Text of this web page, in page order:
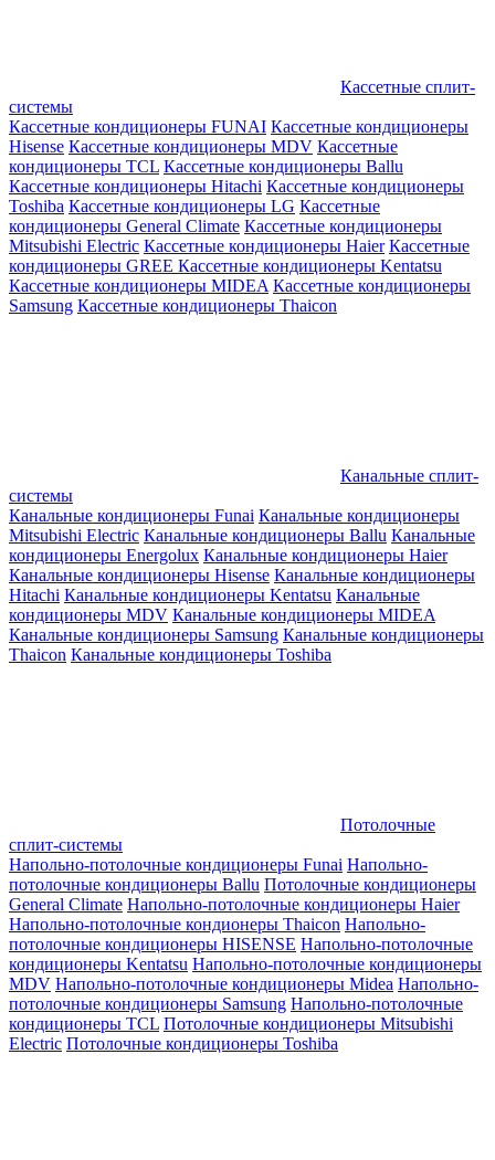
Кассетные сплит-
системы
Кассетные кондиционеры FUNAI Кассетные кондиционеры
Hisense Кассетные кондиционеры MDV Кассетные
кондиционеры TCL Кассетные кондиционеры Ballu
Кассетные кондиционеры Hitachi Кассетные кондиционеры
Toshiba Кассетные кондиционеры LG Кассетные
кондиционеры General Climate Кассетные кондиционеры
Mitsubishi Electric Кассетные кондиционеры Haier Кассетные
кондиционеры GREE Кассетные кондиционеры Kentatsu
Кассетные кондиционеры MIDEA Кассетные кондиционеры
Samsung Кассетные кондиционеры Thaicon
Канальные сплит-
системы
Канальные кондиционеры Funai Канальные кондиционеры
Mitsubishi Electric Канальные кондиционеры Ballu Канальные
кондиционеры Energolux Канальные кондиционеры Haier
Канальные кондиционеры Hisense Канальные кондиционеры
Hitachi Канальные кондиционеры Kentatsu Канальные
кондиционеры MDV Канальные кондиционеры MIDEA
Канальные кондиционеры Samsung Канальные кондиционеры
Thaicon Канальные кондиционеры Toshiba
Потолочные
сплит-системы
Напольно-потолочные кондиционеры Funai Напольно-
потолочные кондиционеры Ballu Потолочные кондиционеры
General Climate Напольно-потолочные кондиционеры Haier
Напольно-потолочные кондионеры Thaicon Напольно-
потолочные кондиционеры HISENSE Напольно-потолочные
кондиционеры Kentatsu Напольно-потолочные кондиционеры
MDV Напольно-потолочные кондиционеры Midea Напольно-
потолочные кондиционеры Samsung Напольно-потолочные
кондиционеры TCL Потолочные кондиционеры Mitsubishi
Electric Потолочные кондиционеры Toshiba